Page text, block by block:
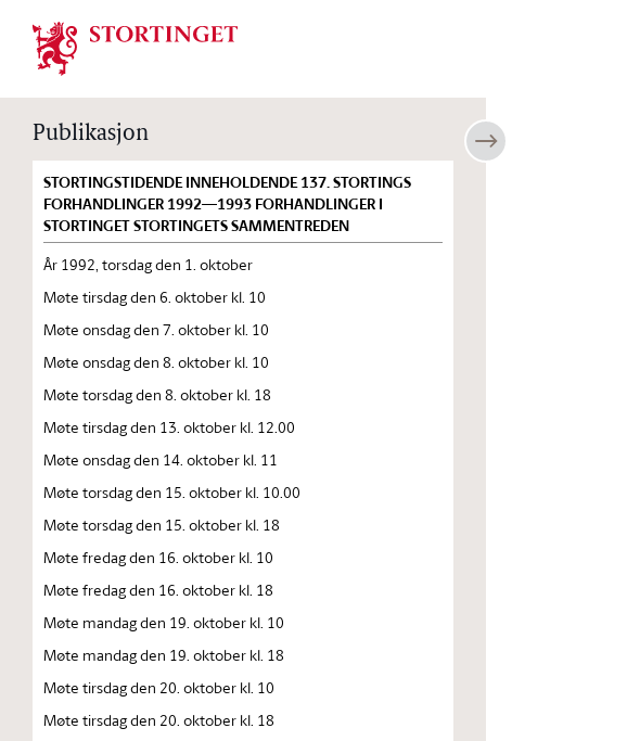
Stortinget.no
Publikasjon
STORTINGSTIDENDE INNEHOLDENDE 137. STORTINGS
FORHANDLINGER 1992—1993 FORHANDLINGER I
STORTINGET STORTINGETS SAMMENTREDEN
År 1992, torsdag den 1. oktober
Møte tirsdag den 6. oktober kl. 10
Møte onsdag den 7. oktober kl. 10
Møte onsdag den 8. oktober kl. 10
Møte torsdag den 8. oktober kl. 18
Møte tirsdag den 13. oktober kl. 12.00
Møte onsdag den 14. oktober kl. 11
Møte torsdag den 15. oktober kl. 10.00
Møte torsdag den 15. oktober kl. 18
Møte fredag den 16. oktober kl. 10
Møte fredag den 16. oktober kl. 18
Møte mandag den 19. oktober kl. 10
Møte mandag den 19. oktober kl. 18
Møte tirsdag den 20. oktober kl. 10
Møte tirsdag den 20. oktober kl. 18